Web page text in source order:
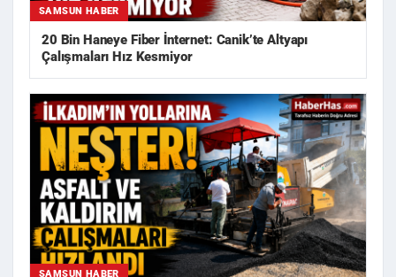
SAMSUN HABER
20 Bin Haneye Fiber İnternet: Canik’te Altyapı
Çalışmaları Hız Kesmiyor
SAMSUN HABER